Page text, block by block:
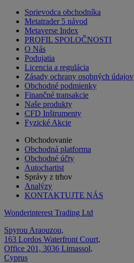
Sprievodca obchodníka
Metatrader 5 návod
Metaverse Index
PROFIL SPOLOČNOSTI
O Nás
Podujatia
Licencia a regulácia
Zásady ochrany osobných údajov
Obchodné podmienky
Finančné transakcie
Naše produkty
CFD Inštrumenty
Fyzické Akcie
Obchodovanie
Obchodná platforma
Obchodné účty
Autochartist
Správy z trhov
Analýzy
KONTAKTUJTE NÁS
Wonderinterest Trading Ltd
Spyrou Araouzou,
163 Lordos Waterfront Court,
Office 201, 3036 Limassol,
Cyprus